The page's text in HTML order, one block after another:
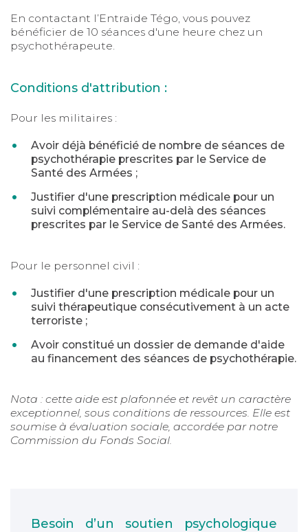
En contactant l’Entraide Tégo, vous pouvez
bénéficier de 10 séances d'une heure chez un
psychothérapeute.
Conditions d'attribution :
Pour les militaires :
Avoir déjà bénéficié de nombre de séances de
psychothérapie prescrites par le Service de
Santé des Armées ;
Justifier d'une prescription médicale pour un
suivi complémentaire au-delà des séances
prescrites par le Service de Santé des Armées.
Pour le personnel civil :
Justifier d'une prescription médicale pour un
suivi thérapeutique consécutivement à un acte
terroriste ;
Avoir constitué un dossier de demande d'aide
au financement des séances de psychothérapie.
Nota : cette aide est plafonnée et revêt un caractère
exceptionnel, sous conditions de ressources. Elle est
soumise à évaluation sociale, accordée par notre
Commission du Fonds Social.
Besoin d’un soutien psychologique